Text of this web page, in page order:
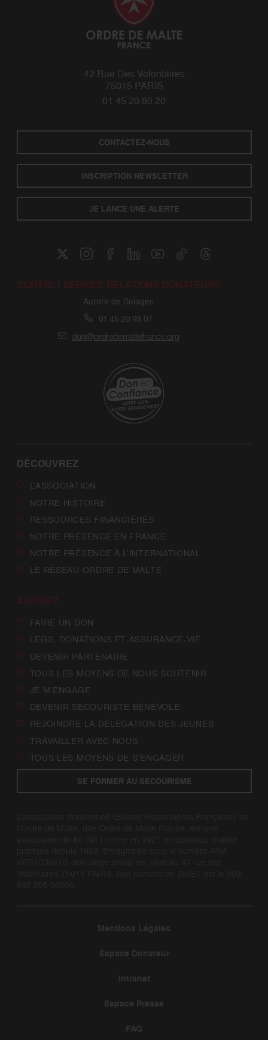
42 Rue Des Volontaires
75015 PARIS
01 45 20 80 20
CONTACTEZ-NOUS
INSCRIPTION NEWSLETTER
JE LANCE UNE ALERTE
CONTACT SERVICE RELATIONS DONATEURS
Aurore de Solages
01 45 20 93 07
don@ordredemaltefrance.org
DÉCOUVREZ
L’ASSOCIATION
NOTRE HISTOIRE
RESSOURCES FINANCIÈRES
NOTRE PRÉSENCE EN FRANCE
NOTRE PRÉSENCE À L’INTERNATIONAL
LE RÉSEAU ORDRE DE MALTE
AGISSEZ
FAIRE UN DON
LEGS, DONATIONS ET ASSURANCE-VIE
DEVENIR PARTENAIRE
TOUS LES MOYENS DE NOUS SOUTENIR
JE M’ENGAGE
DEVENIR SECOURISTE BÉNÉVOLE
REJOINDRE LA DÉLÉGATION DES JEUNES
TRAVAILLER AVEC NOUS
TOUS LES MOYENS DE S’ENGAGER
SE FORMER AU SECOURISME
Mentions Légales
Espace Donateur
Intranet
Espace Presse
FAQ